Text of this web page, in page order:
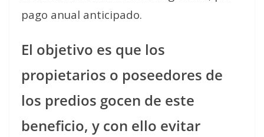
pago anual anticipado.
El objetivo es que los
propietarios o poseedores de
los predios gocen de este
beneficio, y con ello evitar